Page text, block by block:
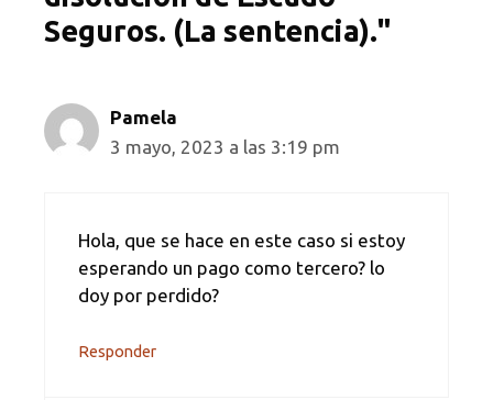
Seguros. (La sentencia)."
Pamela
3 mayo, 2023 a las 3:19 pm
Hola, que se hace en este caso si estoy
esperando un pago como tercero? lo
doy por perdido?
Responder